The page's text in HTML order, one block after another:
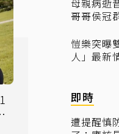
母親病逝
哥哥侯冠
愷樂突曝
人」最新
即時
遭提醒慎